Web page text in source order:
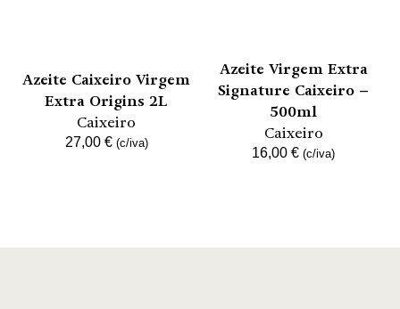
Azeite Caixeiro Virgem
Extra Origins 2L
Caixeiro
27,00 € (c/iva)
Azeite Virgem Extra
Signature Caixeiro –
500ml
Caixeiro
16,00€ (c/iva)